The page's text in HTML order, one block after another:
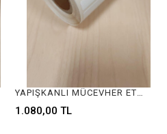
1.080,00 TL